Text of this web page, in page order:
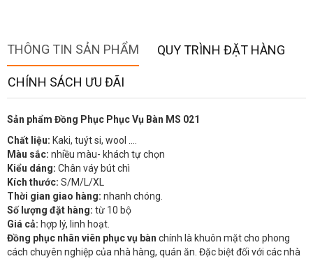
THÔNG TIN SẢN PHẨM QUY TRÌNH ĐẶT HÀNG
CHÍNH SÁCH ƯU ĐÃI
Sản phẩm Đồng Phục Phục Vụ Bàn MS 021
Chất liệu: Kaki, tuýt si, wool ….
Màu sắc: nhiều màu- khách tự chọn
Kiểu dáng: Chân váy bút chì
Kích thước: S/M/L/XL
Thời gian giao hàng: nhanh chóng.
Số lượng đặt hàng: từ 10 bộ
Giá cả: hợp lý, linh hoạt.
Đồng phục nhân viên phục vụ bàn chính là khuôn mặt cho phong
cách chuyên nghiệp của nhà hàng, quán ăn. Đặc biệt đối với các nhà